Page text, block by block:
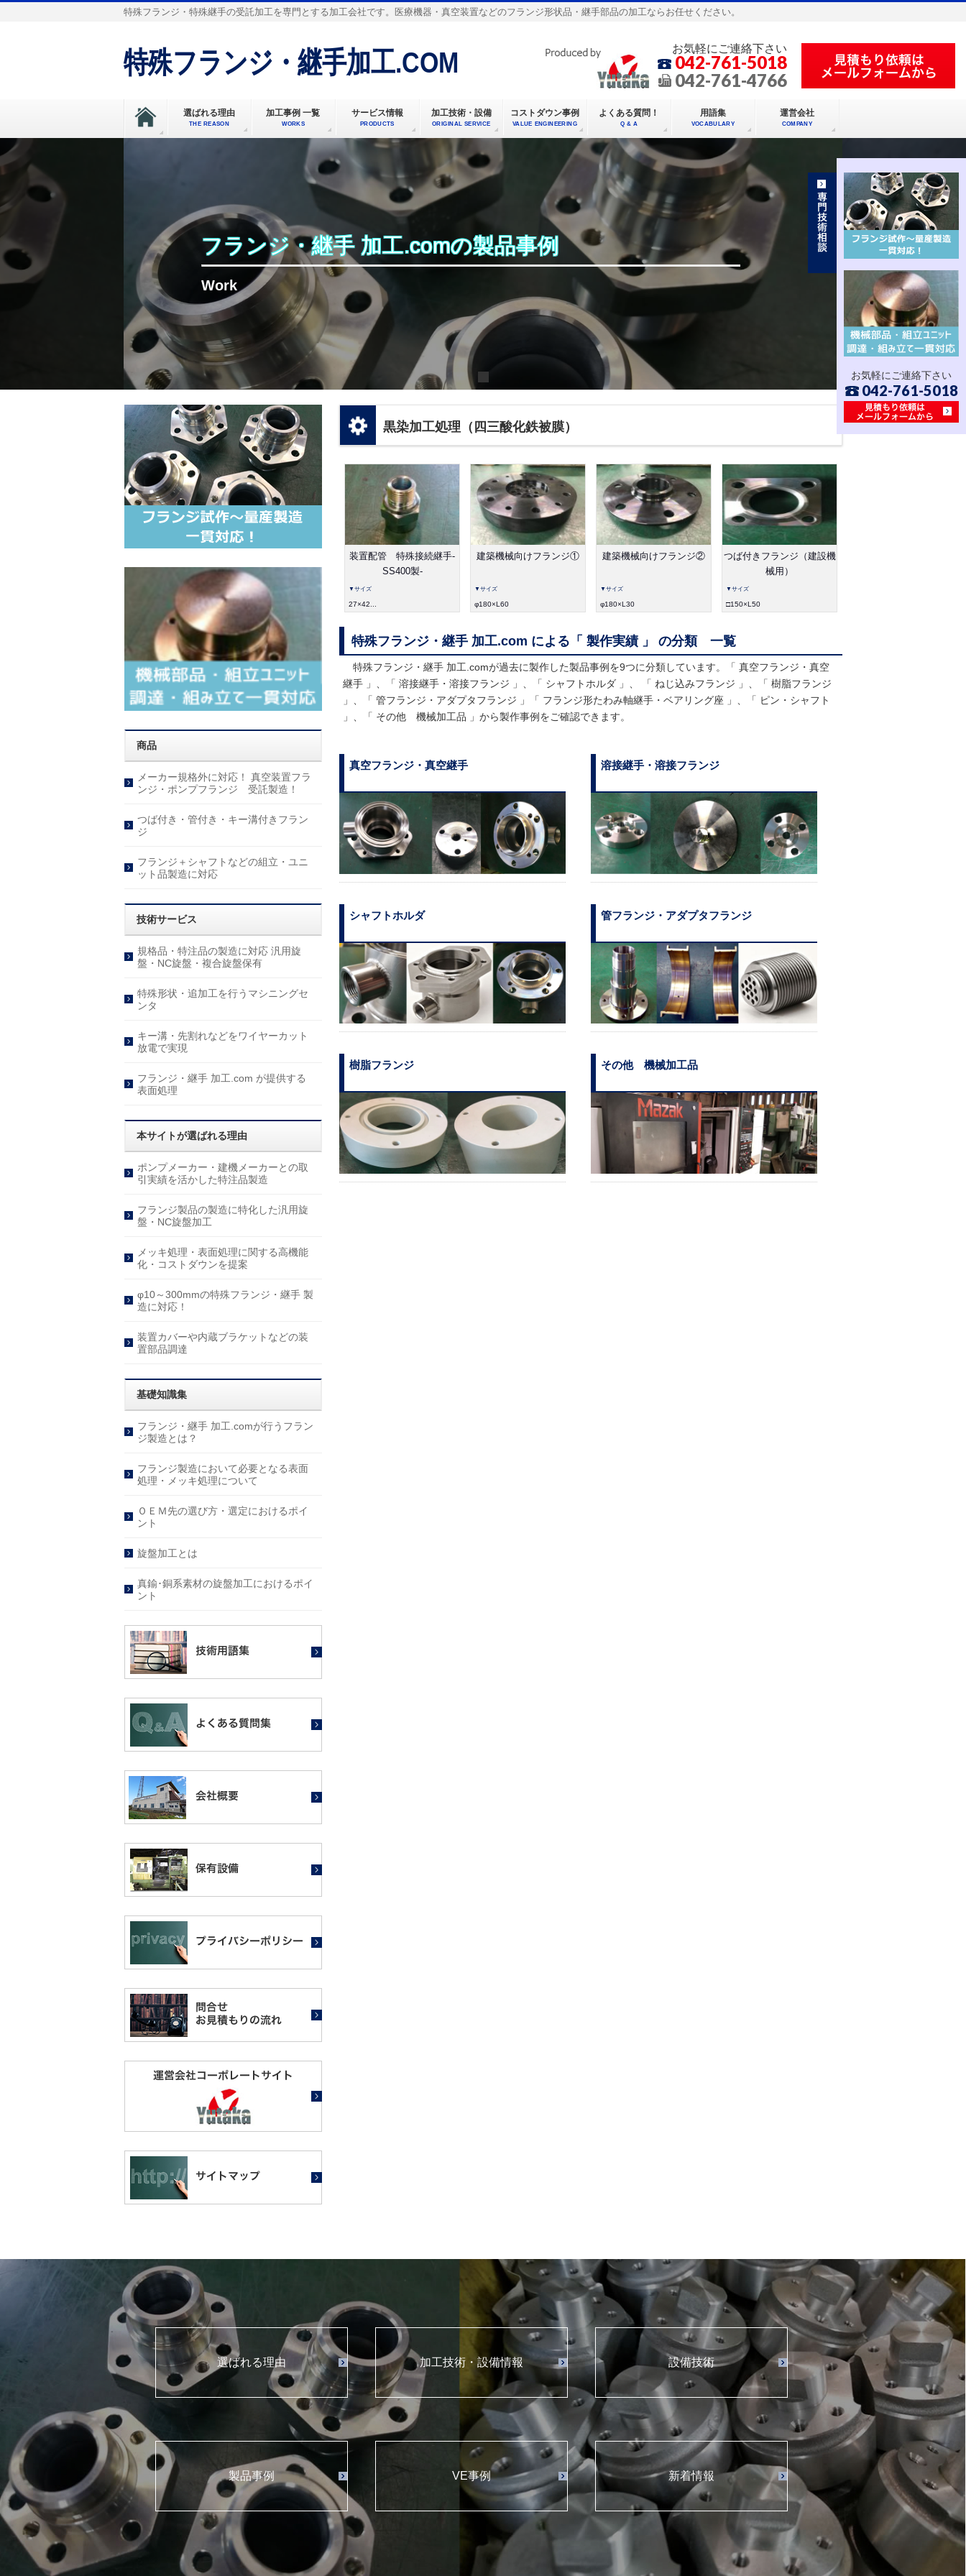
特殊フランジ・特殊継手の受託加工を専門とする加工会社です。医療機器・真空装置などのフランジ形状品・継手部品の加工ならお任せください。
特殊フランジ・継手加工.COM お気軽にご連絡下さい
042-761-5018
042-761-4766
選ばれる理由
THE REASON
加工事例 一覧
WORKS
サービス情報
PRODUCTS
加工技術・設備
ORIGINAL SERVICE
コストダウン事例
VALUE ENGINEERING
よくある質問！
Q & A
用語集
VOCABULARY
運営会社
COMPANY
フランジ・継手 加工.comの製品事例
Work
黒染加工処理（四三酸化鉄被膜）
装置配管 特殊接続継手-
SS400製-
▼サイズ
27×42...
建築機械向けフランジ①
▼サイズ
φ180×L60
建築機械向けフランジ②
▼サイズ
φ180×L30
つば付きフランジ（建設機
械用）
▼サイズ
□150×L50
特殊フランジ・継手 加工.com による「 製作実績 」 の分類 一覧
特殊フランジ・継手 加工.comが過去に製作した製品事例を9つに分類しています。「 真空フランジ・真空
継手 」、「 溶接継手・溶接フランジ 」、「 シャフトホルダ 」、 「 ねじ込みフランジ 」、「 樹脂フランジ
」、「 管フランジ・アダプタフランジ 」「 フランジ形たわみ軸継手・ベアリング座 」、「 ピン・シャフト
」、「 その他 機械加工品 」から製作事例をご確認できます。
真空フランジ・真空継手 溶接継手・溶接フランジ
シャフトホルダ 管フランジ・アダプタフランジ
樹脂フランジ その他 機械加工品
商品
メーカー規格外に対応！ 真空装置フラ
ンジ・ポンプフランジ 受託製造！
つば付き・管付き・キー溝付きフラン
ジ
フランジ＋シャフトなどの組立・ユニ
ット品製造に対応
技術サービス
規格品・特注品の製造に対応 汎用旋
盤・NC旋盤・複合旋盤保有
特殊形状・追加工を行うマシニングセ
ンタ
キー溝・先割れなどをワイヤーカット
放電で実現
フランジ・継手 加工.com が提供する
表面処理
本サイトが選ばれる理由
ポンプメーカー・建機メーカーとの取
引実績を活かした特注品製造
フランジ製品の製造に特化した汎用旋
盤・NC旋盤加工
メッキ処理・表面処理に関する高機能
化・コストダウンを提案
φ10～300mmの特殊フランジ・継手 製
造に対応！
装置カバーや内蔵ブラケットなどの装
置部品調達
基礎知識集
フランジ・継手 加工.comが行うフラン
ジ製造とは？
フランジ製造において必要となる表面
処理・メッキ処理について
ＯＥＭ先の選び方・選定におけるポイ
ント
旋盤加工とは
真鍮･銅系素材の旋盤加工におけるポイ
ント
選ばれる理由 加工技術・設備情報 設備技術
製品事例 VE事例 新着情報
お気軽にご連絡下さい
042-761-5018